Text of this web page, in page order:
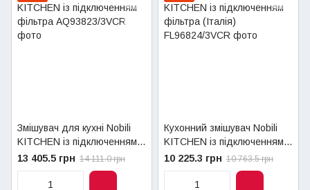
Змішувач для кухні Nobili
KITCHEN із підключенням
фільтра
13 405.5 грн 14 111.0 грн
Кухонний змішувач Nobili
KITCHEN із підключенням
фільтра (Італія)
10 225.3 грн 10 763.5 грн